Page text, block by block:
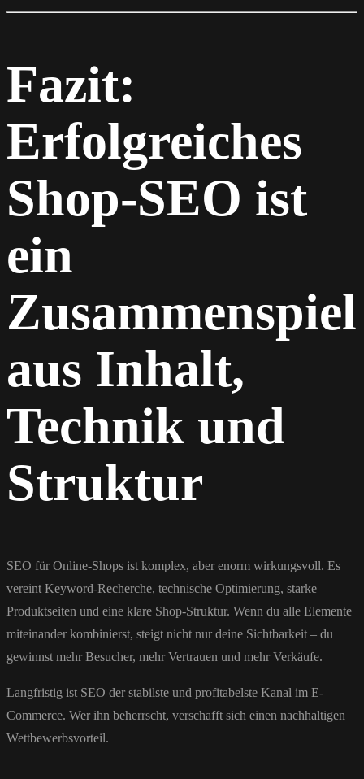
Fazit:
Erfolgreiches
Shop-SEO ist
ein
Zusammenspiel
aus Inhalt,
Technik und
Struktur
SEO für Online-Shops ist komplex, aber enorm wirkungsvoll. Es
vereint Keyword-Recherche, technische Optimierung, starke
Produktseiten und eine klare Shop-Struktur. Wenn du alle Elemente
miteinander kombinierst, steigt nicht nur deine Sichtbarkeit – du
gewinnst mehr Besucher, mehr Vertrauen und mehr Verkäufe.
Langfristig ist SEO der stabilste und profitabelste Kanal im E-
Commerce. Wer ihn beherrscht, verschafft sich einen nachhaltigen
Wettbewerbsvorteil.